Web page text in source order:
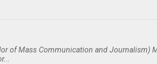
of Mass Communication and Journalism)